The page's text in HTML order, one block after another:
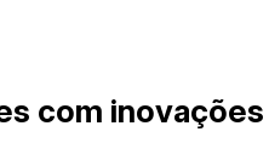
com inovações